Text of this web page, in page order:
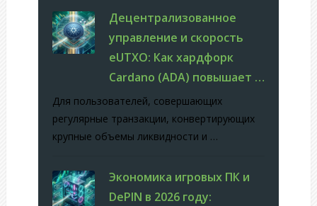
Децентрализованное
управление и скорость
eUTXO: Как хардфорк
Cardano (ADA) повышает …
Для пользователей, совершающих
регулярные транзакции, конвертирующих
крупные объемы ликвидности и …
Экономика игровых ПК и
DePIN в 2026 году: